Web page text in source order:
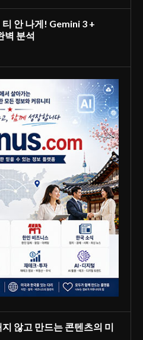
안 나게! Gemini 3 +
벽 분석
않고 만드는 콘텐츠의 미